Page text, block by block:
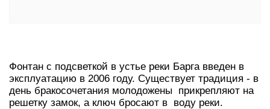
Фонтан с подсветкой в устье реки Барга введен в
эксплуатацию в 2006 году. Существует традиция - в
день бракосочетания молодожены прикрепляют на
решетку замок, а ключ бросают в воду реки.